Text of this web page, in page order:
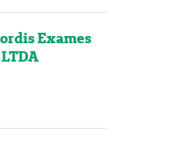
Exames